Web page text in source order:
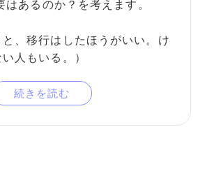
あるのか？を考えます。
と、移行はしたほうがいい。け
人もいる。）
続きを読む